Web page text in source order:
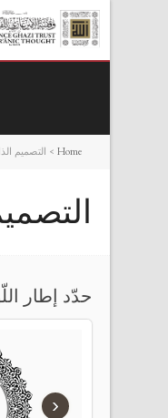
Home
> التصميم
حدّد إطار
‹